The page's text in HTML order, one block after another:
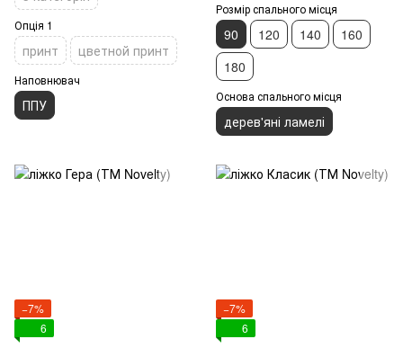
Опція 1
принт цветной принт
Наповнювач
ППУ
Розмір спального місця
90 120 140
160
180
Основа спального місця
дерев'яні ламелі
−7%
6
−7%
6